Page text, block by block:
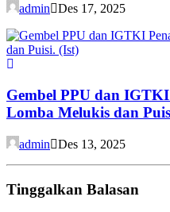
admin Des 17, 2025
Gembel PPU dan
Lomba Melukis dan
admin Des 13, 2025
Tinggalkan Balasan